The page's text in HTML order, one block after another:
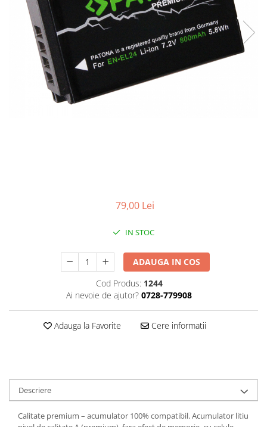
Smartwatch
79,00 Lei
IN STOC
ADAUGA IN COS
Cod Produs: 1244
Ai nevoie de ajutor? 0728-779908
Adauga la Favorite Cere informatii
Descriere
Calitate premium – acumulator 100% compatibil. Acumulator litiu